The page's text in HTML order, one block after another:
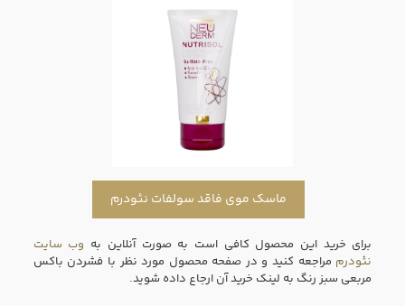
ماسک موی فاقد سولفات نئودرم
برای خرید این محصول کافی است به صورت آنلاین به وب سایت
نئودرم مراجعه کنید و در صفحه محصول مورد نظر با فشردن باکس
مربعی سبز رنگ به لینک خرید آن ارجاع داده شوید.